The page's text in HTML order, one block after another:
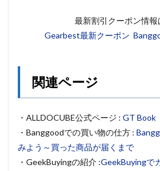
最新割引クーポン情報
Gearbest最新クーポン
関連ページ
・ALLDOCUBE公式ページ : GT Book
・Banggoodでの買い物の仕方 :
みよう～買った商品が届くまで
・GeekBuyingの紹介 :GeekBuyingで